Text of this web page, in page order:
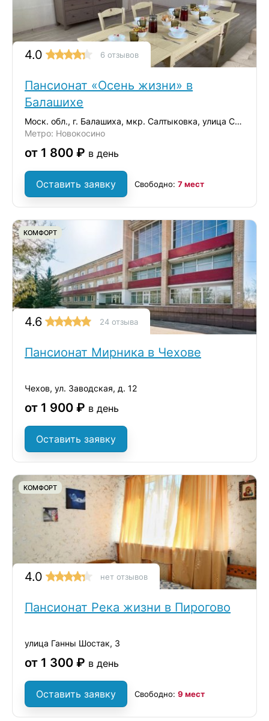
4.0 6 отзывов
Пансионат «Осень жизни» в
Балашихе
Моск. обл., г. Балашиха, мкр. Салтыковка, улица Средняя, дом 5
Метро: Новокосино
от 1 800 ₽ в день
Оставить заявку Свободно: 7 мест
КОМФОРТ
4.6 24 отзыва
Пансионат Мирника в Чехове
Чехов, ул. Заводская, д. 12
от 1 900 ₽ в день
Оставить заявку
КОМФОРТ
4.0 нет отзывов
Пансионат Река жизни в Пирогово
улица Ганны Шостак, 3
от 1 300 ₽ в день
Оставить заявку Свободно: 9 мест